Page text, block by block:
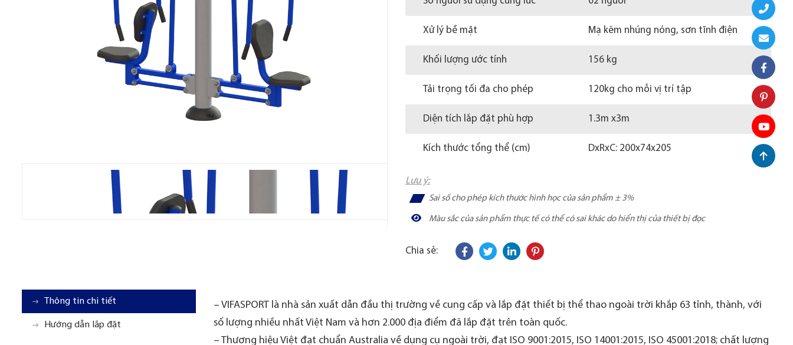
Xử lý bề mặt Mạ kẽm nhúng nóng, sơn tĩnh điện
Khối lượng ước tính 156 kg
Tải trọng tối đa cho phép 120kg cho mỗi vị trí tập
Diện tích lắp đặt phù hợp 1.3m x3m
Kích thước tổng thể (cm) DxRxC: 200x74x205
Lưu ý:
Sai số cho phép kích thước hình học của sản phẩm ± 3%
Màu sắc của sản phẩm thực tế có thể có sai khác do hiển thị của thiết bị đọc
Chia sẻ:
Thông tin chi tiết
Hướng dẫn lắp đặt
– VIFASPORT là nhà sản xuất dẫn đầu thị trường về cung cấp và lắp đặt thiết bị thể thao ngoài trời khắp 63 tỉnh, thành, với
số lượng nhiều nhất Việt Nam và hơn 2.000 địa điểm đã lắp đặt trên toàn quốc.
– Thương hiệu Việt đạt chuẩn Australia về dụng cụ ngoài trời, đạt ISO 9001:2015, ISO 14001:2015, ISO 45001:2018; chất lượng